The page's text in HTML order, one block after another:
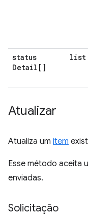
status
Detail[]
list
Atualizar
Atualiza um item
Esse método aceita
enviadas.
Solicitação